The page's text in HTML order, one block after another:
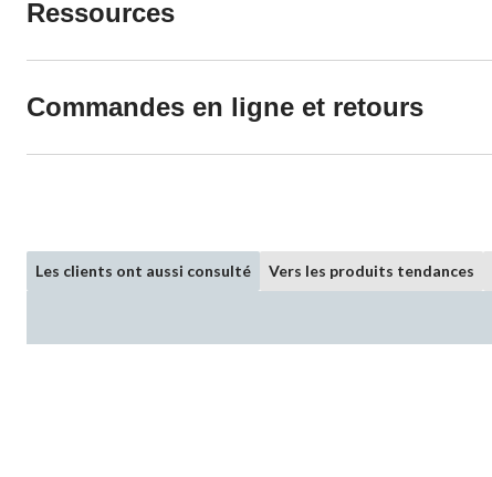
Ressources
Commandes en ligne et retours
Les clients ont aussi consulté Vers les produits tendances